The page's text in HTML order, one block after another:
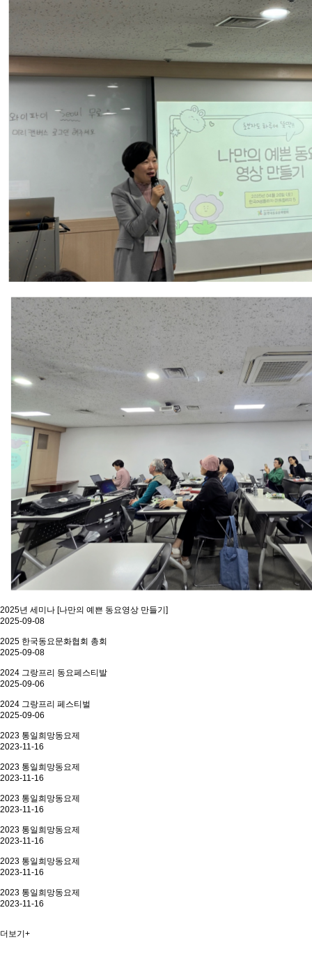
2025년 세미나 [나만의 예쁜 동요영상 만들기]
2025-09-08
2025 한국동요문화협회 총회
2025-09-08
2024 그랑프리 동요페스티발
2025-09-06
2024 그랑프리 페스티벌
2025-09-06
2023 통일희망동요제
2023-11-16
2023 통일희망동요제
2023-11-16
2023 통일희망동요제
2023-11-16
2023 통일희망동요제
2023-11-16
2023 통일희망동요제
2023-11-16
2023 통일희망동요제
2023-11-16
더보기+